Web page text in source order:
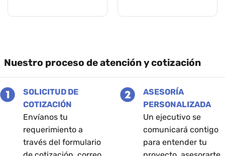
Nuestro proceso de atención y cotización
SOLICITUD DE
COTIZACIÓN
Envíanos tu
requerimiento a
través del formulario
ASESORÍA
PERSONALIZADA
Un ejecutivo se
comunicará contigo
para entender tu